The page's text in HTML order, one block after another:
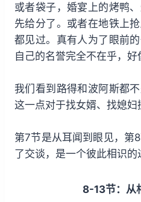
或者袋子，婚宴上的烤鸭
先给分了。或者在地铁上
都见过。真有人为了眼前
自己的名誉完全不在乎，好
我们看到路得和波阿斯都
这一点对于找女婿、找媳妇
第7节是从耳闻到眼见，第
了交谈，是一个彼此相识的
8-13节：从